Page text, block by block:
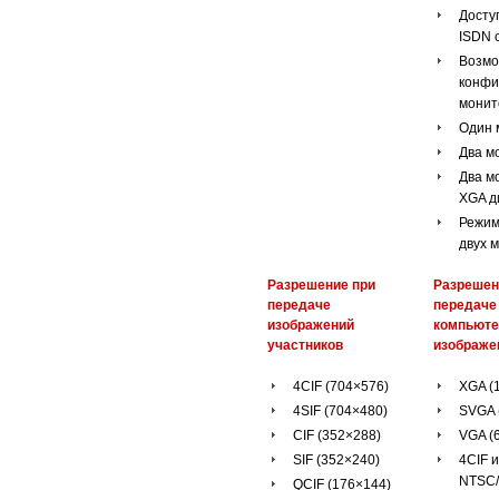
ISDN
Один
Два
Два
XGA
двух
Разрешение при
передаче
изображений
участников
4CIF (704×576)
4SIF (704×480)
CIF (352×288)
SIF (352×240)
QCIF (176×144)
передаче
XGA
VGA
4CIF